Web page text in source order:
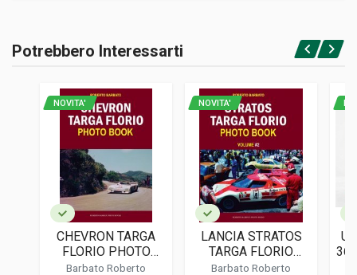
Rilegato
9783200082847
Ceauto Gmbh
LINGUA DEL TESTO
Tedesco
DATA DI STAMPA
Accedi o registrati
Potrebbero Interessarti
NOVITA'
CHEVRON TARGA
FLORIO PHOTO
BOOK
Barbato Roberto
NOVITA'
LANCIA STRATOS
TARGA FLORIO
PHOTO BOOK -
Barbato Roberto